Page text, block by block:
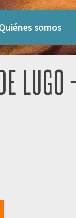
Quiénes somos
LUGO -